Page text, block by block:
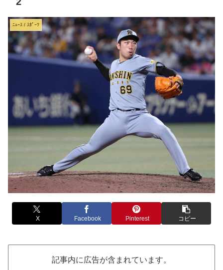
ﾆｭｰｽ / ｽﾎﾟｰﾂ
X Facebook Pinterest コピー
記事内に広告が含まれています。